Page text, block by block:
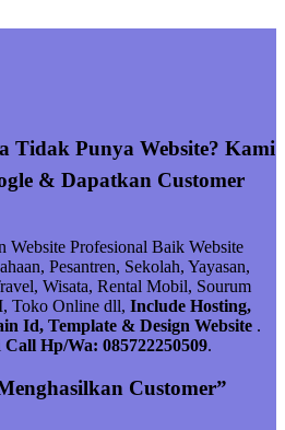
Tidak Punya Website? Kami
& Dapatkan Customer
Website Profesional Baik Website
Pesantren, Sekolah, Yayasan,
Wisata, Rental Mobil, Sourum
Toko Online dll, Include Hosting,
Id, Template & Design Website .
Call Hp/Wa: 085722250509.
Customer”